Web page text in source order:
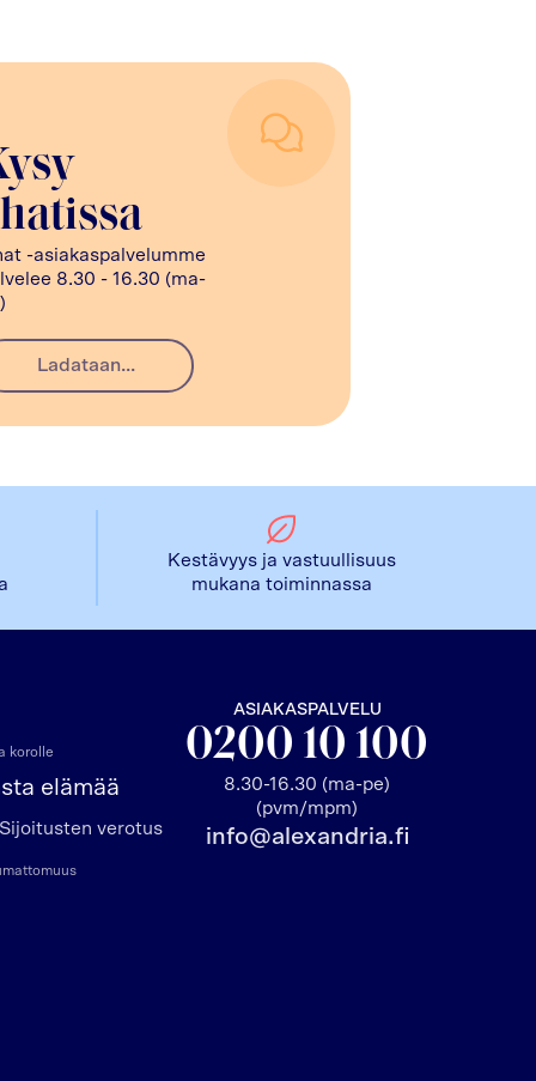
-asiakaspalvelumme
8.30 - 16.30 (ma-
Ladataan...
Kestävyys ja vastuullisuus
mukana toiminnassa
korolle
elämää
Sijoitusten verotus
ASIAKASPALVELU
0200 10 100
8.30-16.30 (ma-pe)
(pvm/mpm)
info@alexandria.fi